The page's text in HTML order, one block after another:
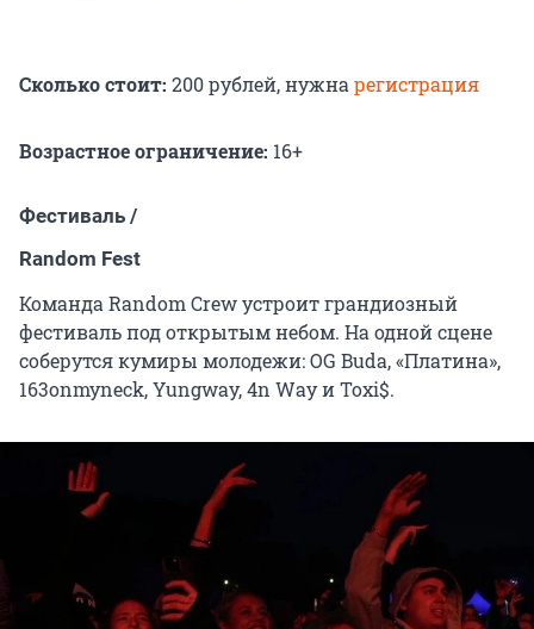
Сколько стоит: 200 рублей, нужна регистрация
Возрастное ограничение: 16+
Фестиваль /
Random Fest
Команда Random Crew устроит грандиозный
фестиваль под открытым небом. На одной сцене
соберутся кумиры молодежи: OG Buda, «Платина»,
163onmyneck, Yungway, 4n Way и Toxi$.